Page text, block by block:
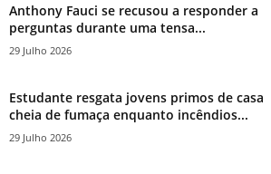
Anthony Fauci se recusou a responder a
perguntas durante uma tensa...
29 Julho 2026
Estudante resgata jovens primos de casa
cheia de fumaça enquanto incêndios...
29 Julho 2026